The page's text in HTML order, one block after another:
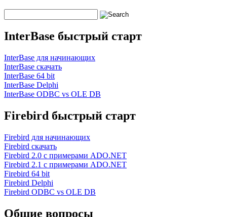
InterBase быстрый старт
InterBase для начинающих
InterBase скачать
InterBase 64 bit
InterBase Delphi
InterBase ODBC vs OLE DB
Firebird быстрый старт
Firebird для начинающих
Firebird скачать
Firebird 2.0 с примерами ADO.NET
Firebird 2.1 с примерами ADO.NET
Firebird 64 bit
Firebird Delphi
Firebird ODBC vs OLE DB
Общие вопросы